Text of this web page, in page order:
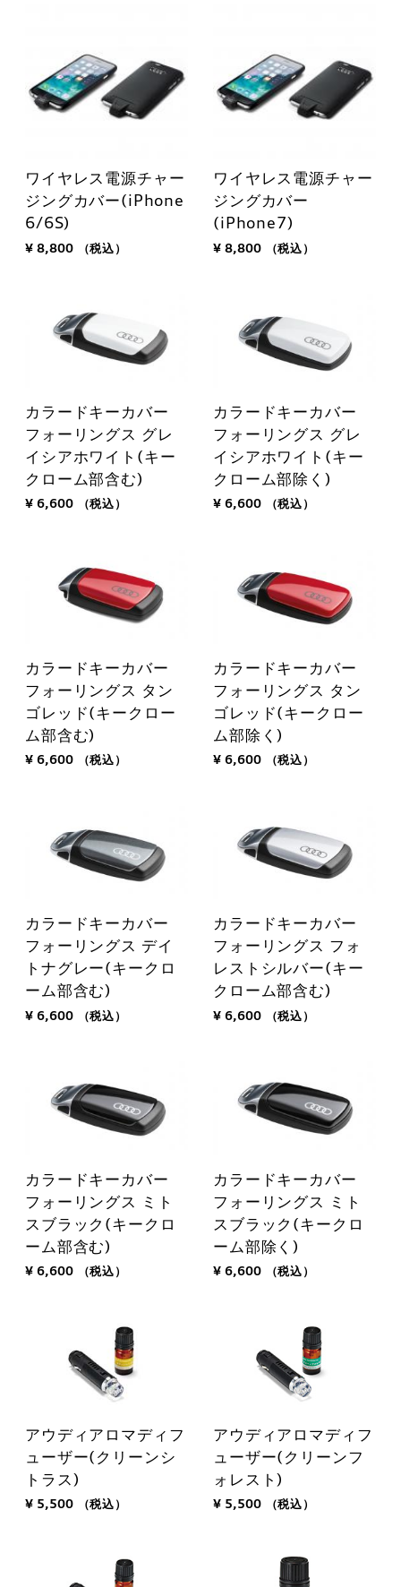
ワイヤレス電源チャー
ジングカバー(iPhone
6/6S)
¥ 8,800 （税込）
ワイヤレス電源チャー
ジングカバー
(iPhone7)
¥ 8,800 （税込）
カラードキーカバー
フォーリングス グレ
イシアホワイト(キー
クローム部含む)
¥ 6,600 （税込）
カラードキーカバー
フォーリングス グレ
イシアホワイト(キー
クローム部除く)
¥ 6,600 （税込）
カラードキーカバー
フォーリングス タン
ゴレッド(キークロー
ム部含む)
¥ 6,600 （税込）
カラードキーカバー
フォーリングス タン
ゴレッド(キークロー
ム部除く)
¥ 6,600 （税込）
カラードキーカバー
フォーリングス デイ
トナグレー(キークロ
ーム部含む)
¥ 6,600 （税込）
カラードキーカバー
フォーリングス フォ
レストシルバー(キー
クローム部含む)
¥ 6,600 （税込）
カラードキーカバー
フォーリングス ミト
スブラック(キークロ
ーム部含む)
¥ 6,600 （税込）
カラードキーカバー
フォーリングス ミト
スブラック(キークロ
ーム部除く)
¥ 6,600 （税込）
アウディアロマディフ
ューザー(クリーンシ
トラス)
¥ 5,500 （税込）
アウディアロマディフ
ューザー(クリーンフ
ォレスト)
¥ 5,500 （税込）